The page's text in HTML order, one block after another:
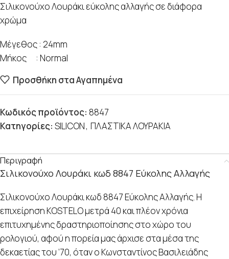
Σιλικονούχο Λουράκι εύκολης αλλαγής σε διάφορα
χρώμα
Μέγεθος : 24mm
Μήκος : Normal
Προσθήκη στα Αγαπημένα
Κωδικός προϊόντος: 8847
Κατηγορίες: SILICON, ΠΛΑΣΤΙΚΑ ΛΟΥΡΑΚΙΑ
Περιγραφή
Σιλικονούχο Λουράκι κωδ 8847 Εύκολης Αλλαγής
Σιλικονούχο Λουράκι κωδ 8847 Εύκολης Αλλαγής. Η
επιχείρηση KOSTELO μετρά 40 και πλέον χρόνια
επιτυχημένης δραστηριοποίησης στο χώρο του
ρολογιού, αφού η πορεία μας άρχισε στα μέσα της
δεκαετίας του ’70, όταν ο Κωνσταντίνος Βασιλειάδης